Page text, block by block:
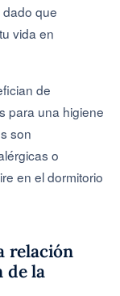
que
vida en
de
para una higiene
son
o
en el dormitorio
relación
de la